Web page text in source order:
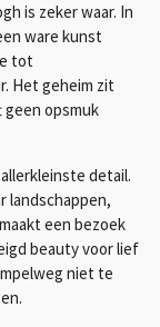
is zeker waar. In
ware kunst
tot
Het geheim zit
opsmuk
detail.
landschappen,
een bezoek
beauty voor lief
niet te